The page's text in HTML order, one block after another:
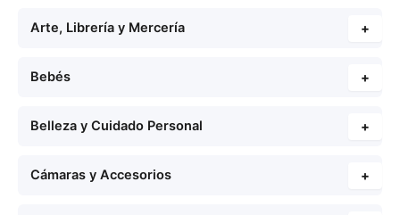
Arte, Librería y Mercería +
Bebés +
Belleza y Cuidado Personal +
Cámaras y Accesorios +